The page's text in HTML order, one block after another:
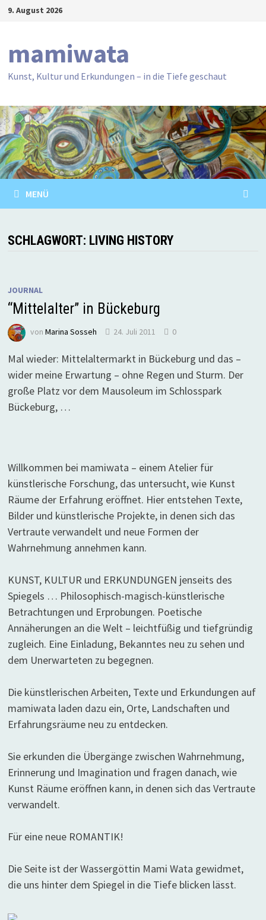
Zum9. August 2026
mamiwata
Kunst, Kultur und Erkundungen – in die Tiefe geschaut
MENÜ
SCHLAGWORT: LIVING HISTORY
JOURNAL
“Mittelalter” in Bückeburg
von Marina Sosseh 24. Juli 2011 0
Mal wieder: Mittelaltermarkt in Bückeburg und das –
wider meine Erwartung – ohne Regen und Sturm. Der
große Platz vor dem Mausoleum im Schlosspark
Bückeburg, …
Willkommen bei mamiwata – einem Atelier für
künstlerische Forschung, das untersucht, wie Kunst
Räume der Erfahrung eröffnet. Hier entstehen Texte,
Bilder und künstlerische Projekte, in denen sich das
Vertraute verwandelt und neue Formen der
Wahrnehmung annehmen kann.
KUNST, KULTUR und ERKUNDUNGEN jenseits des
Spiegels … Philosophisch-magisch-künstlerische
Betrachtungen und Erprobungen. Poetische
Annäherungen an die Welt – leichtfüßig und tiefgründig
zugleich. Eine Einladung, Bekanntes neu zu sehen und
dem Unerwarteten zu begegnen.
Die künstlerischen Arbeiten, Texte und Erkundungen auf
mamiwata laden dazu ein, Orte, Landschaften und
Erfahrungsräume neu zu entdecken.
Sie erkunden die Übergänge zwischen Wahrnehmung,
Erinnerung und Imagination und fragen danach, wie
Kunst Räume eröffnen kann, in denen sich das Vertraute
verwandelt.
Für eine neue ROMANTIK!
Die Seite ist der Wassergöttin Mami Wata gewidmet,
die uns hinter dem Spiegel in die Tiefe blicken lässt.